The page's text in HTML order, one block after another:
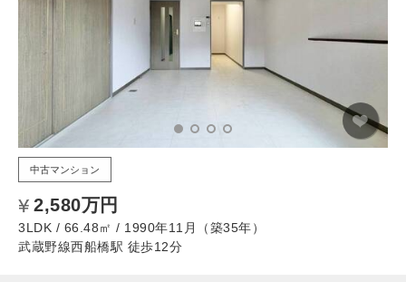
中古マンション
2,580万円
3LDK / 66.48㎡ / 1990年11月（築35年）
武蔵野線西船橋駅 徒歩12分